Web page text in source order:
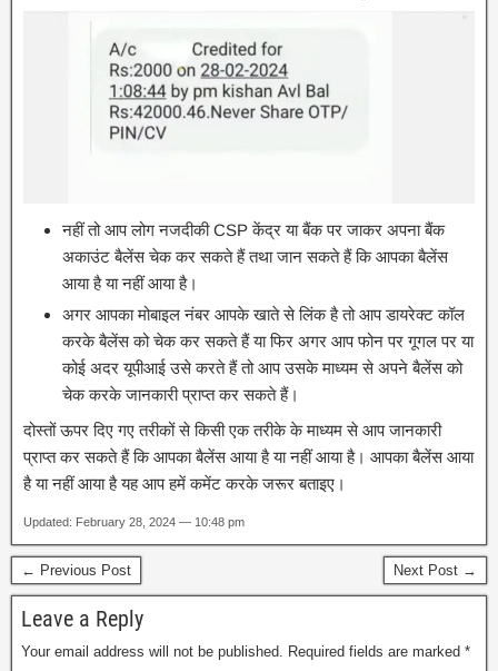
नहीं तो आप लोग नजदीकी CSP केंद्र या बैंक पर जाकर अपना बैंक
अकाउंट बैलेंस चेक कर सकते हैं तथा जान सकते हैं कि आपका बैलेंस
आया है या नहीं आया है।
अगर आपका मोबाइल नंबर आपके खाते से लिंक है तो आप डायरेक्ट कॉल
करके बैलेंस को चेक कर सकते हैं या फिर अगर आप फोन पर गूगल पर या
कोई अदर यूपीआई उसे करते हैं तो आप उसके माध्यम से अपने बैलेंस को
चेक करके जानकारी प्राप्त कर सकते हैं।
दोस्तों ऊपर दिए गए तरीकों से किसी एक तरीके के माध्यम से आप जानकारी
प्राप्त कर सकते हैं कि आपका बैलेंस आया है या नहीं आया है। आपका बैलेंस आया
है या नहीं आया है यह आप हमें कमेंट करके जरूर बताइए।
Updated: February 28, 2024 — 10:48 pm
← Previous Post Next Post →
Leave a Reply
Your email address will not be published. Required fields are marked *